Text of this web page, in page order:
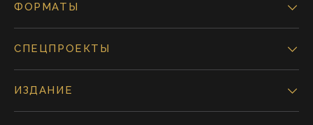
ФОРМАТЫ
СПЕЦПРОЕКТЫ
ИЗДАНИЕ